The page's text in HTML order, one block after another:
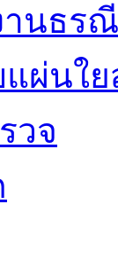
นธรณี
ผ่นใย
วจ